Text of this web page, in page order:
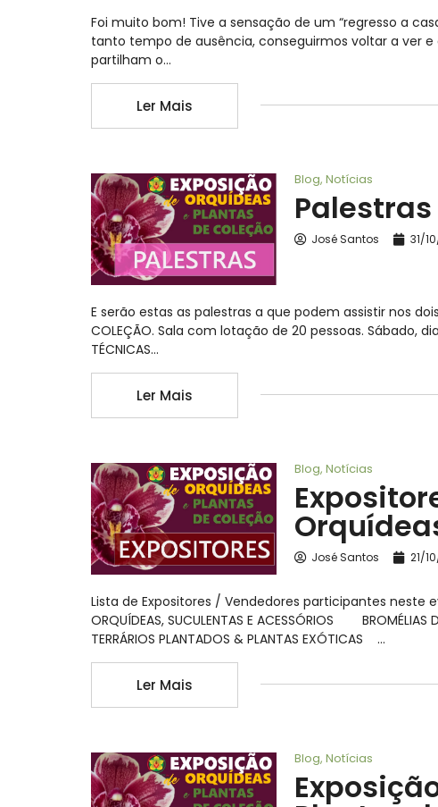
Foi muito bom! Tive a sensação de um “regresso a
tanto tempo de ausência, conseguirmos voltar a ver
partilham o…
Ler Mais
Blog, Notícias
José Santos 31/
E serão estas as palestras a que podem assistir nos dois
COLEÇÃO. Sala com lotação de 20 pessoas. Sábado, dia 5
TÉCNICAS…
Ler Mais
Blog, Notícias
José Santos 21/
Lista de Expositores / Vendedores participantes neste
ORQUÍDEAS, SUCULENTAS E ACESSÓRIOS BROMÉLIAS
TERRÁRIOS PLANTADOS & PLANTAS EXÓTICAS …
Ler Mais
Blog, Notícias